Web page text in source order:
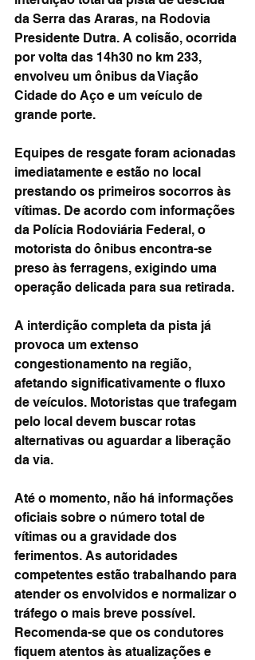
da Serra das Araras, na Rodovia
Presidente Dutra. A colisão, ocorrida
por volta das 14h30 no km 233,
envolveu um ônibus da Viação
Cidade do Aço e um veículo de
grande porte.
Equipes de resgate foram acionadas
imediatamente e estão no local
prestando os primeiros socorros às
vítimas. De acordo com informações
da Polícia Rodoviária Federal, o
motorista do ônibus encontra-se
preso às ferragens, exigindo uma
operação delicada para sua retirada.
A interdição completa da pista já
provoca um extenso
congestionamento na região,
afetando significativamente o fluxo
de veículos. Motoristas que trafegam
pelo local devem buscar rotas
alternativas ou aguardar a liberação
da via.
Até o momento, não há informações
oficiais sobre o número total de
vítimas ou a gravidade dos
ferimentos. As autoridades
competentes estão trabalhando para
atender os envolvidos e normalizar o
tráfego o mais breve possível.
Recomenda-se que os condutores
fiquem atentos às atualizações e